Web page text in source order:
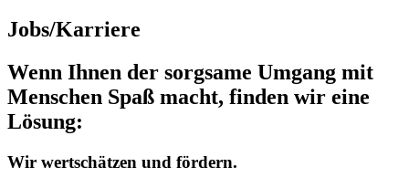
Jobs/Karriere
Wenn Ihnen der sorgsame Umgang mit
Menschen Spaß macht, finden wir eine
Lösung:
Wir wertschätzen und fördern.